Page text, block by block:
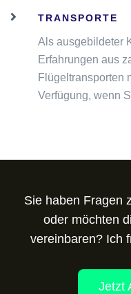
TRANSPORTE
Als ausgebildeter
Erfahrungen aus
Flügeltransporten
Verfügung, wenn
Sie haben Fragen
oder möchten
vereinbaren? Ich
Jetzt